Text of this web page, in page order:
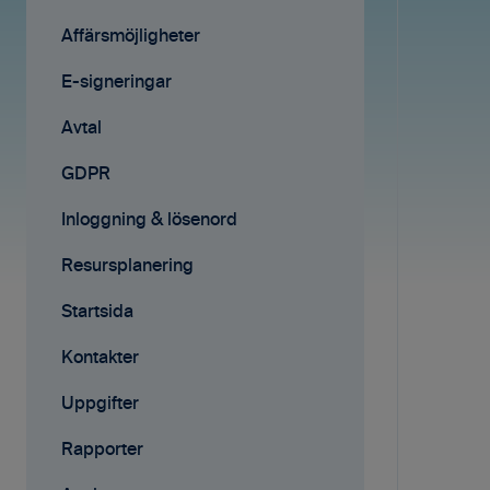
Avtal
Affärsmöjligheter
Rapporter
Samarbete
Mobilappen
Fakturering
Fakturering (ny)
Mobilappen
Affärsmöjligheter
E-signeringar
Kontakter
Tilläggstjänster
Rapporter
Startsida
Resursplanering
Affärsmöjligheter
E-signeringar
Avtal
GDPR
Inloggning & lösenord
Resursplanering
Startsida
Kontakter
Uppgifter
Rapporter